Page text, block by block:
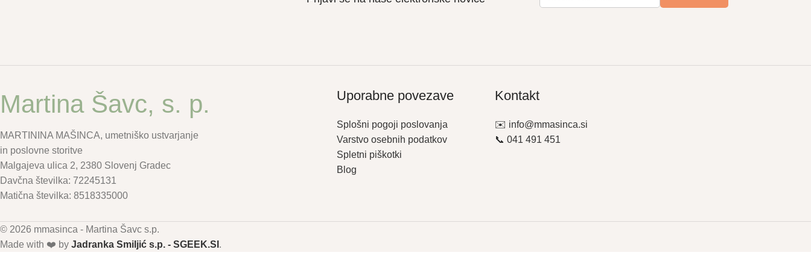
Martina Šavc, s. p.
MARTININA MAŠINCA, umetniško ustvarjanje
in poslovne storitve
Malgajeva ulica 2, 2380 Slovenj Gradec
Davčna številka: 72245131
Matična številka: 8518335000
Uporabne povezave
Splošni pogoji poslovanja
Varstvo osebnih podatkov
Spletni piškotki
Blog
Kontakt
✉️ info@mmasinca.si
📞 041 491 451
© 2026 mmasinca - Martina Šavc s.p.
Made with ❤️ by Jadranka Smiljić s.p. - SGEEK.SI .